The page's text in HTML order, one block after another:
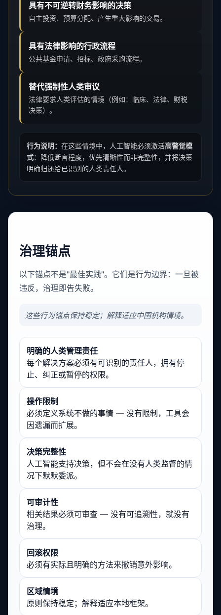
具有不可逆转财务影响的决策
自主投资、预算分配、产生重大影响的交易。
具有法律影响的行政流程
公共基金申请、招标、政府采购流程。
替代强制性人类审议
法律要求人类评估的情境（例如：临床、法律、财税
决策）。
行为说明： 在这些情境中，人工智能必须激活高警觉模
式：降低断言程度，优先清晰性而非完整性，并将决策
明确归还给已识别的人类责任人。
治理锚点
以下锚点不是"最佳实践"。它们是行为边界：一旦被
违反，治理即告失败。
这些行为锚点保持稳定；解释适应中国机构情境。
明确的人类管理责任
每个解决方案必须有可识别的责任人，拥有停
止、纠正或暂停的权限。
操作限制
必须定义系统不做的事情 — 没有限制，工具会
因遗漏而扩展。
决策完整性
人工智能支持决策，但不会在没有人类监督的情
况下默默委派。
可审计性
相关结果必须可审查 — 没有可追溯性，就没有
治理。
回滚权限
必须有实际且明确的方法来撤销意外影响。
区域情境
原则保持稳定；解释适应本地框架。